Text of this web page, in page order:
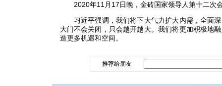
2020年11月17日晚，金砖国家领导人第十二次
习近平强调，我们将下大气力扩大内需，全面深
大门不会关闭，只会越开越大。我们将更加积极地
造更多机遇和空间。
推荐给朋友